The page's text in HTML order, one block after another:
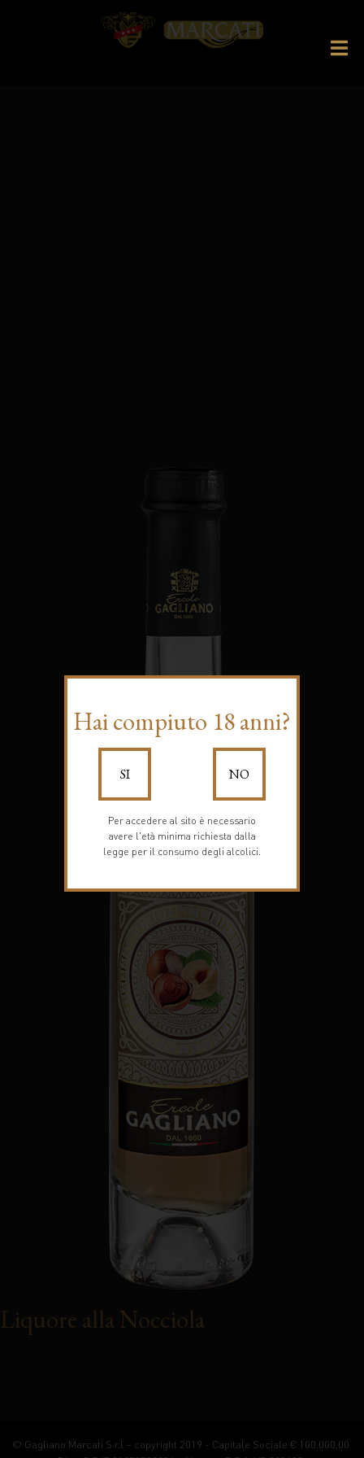
Liquore alla Nocciola
© Gagliano Marcati S.r.l – copyright 2019 - Capitale Sociale € 100.000,00
Hai compiuto 18 anni?
SI NO
Per accedere al sito è necessario
avere l'età minima richiesta dalla
legge per il consumo degli alcolici.